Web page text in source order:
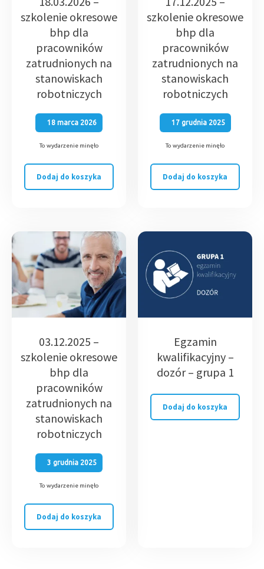
szkolenie okresowe
bhp dla
pracowników
zatrudnionych na
stanowiskach
robotniczych
18 marca 2026
To wydarzenie minęło
Dodaj do koszyka
szkolenie okresowe
bhp dla
pracowników
zatrudnionych na
stanowiskach
robotniczych
17 grudnia 2025
To wydarzenie minęło
Dodaj do koszyka
03.12.2025 –
szkolenie okresowe
bhp dla
pracowników
zatrudnionych na
stanowiskach
robotniczych
3 grudnia 2025
To wydarzenie minęło
Dodaj do koszyka
Egzamin
kwalifikacyjny –
dozór – grupa 1
Dodaj do koszyka